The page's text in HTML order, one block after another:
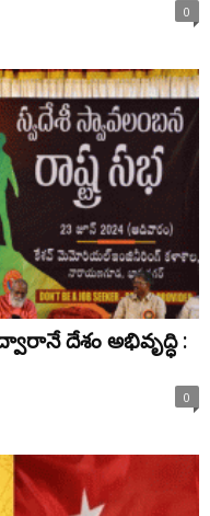
0
దేశం అభివృద్ధి :
0